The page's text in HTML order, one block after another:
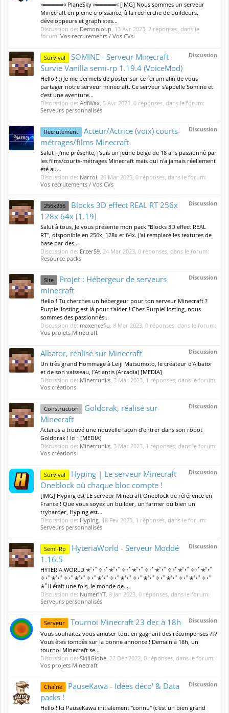
»═════« PlaneSky »═════« [IMG] Nous sommes un serveur
Minecraft en pleine croissance, à la recherche de buildeurs,
développeurs et graphistes...
Discussion de: Demonloup, 13 Avr 2023, 2 réponses, dans le
forum: Vos recrutements / Vos CVs
Discussion
Survival
SOMINE - Serveur Minecraft
Survie Vanilla semi-rp 1.19.4 (VoiceMod)
Hello ! ;) Je me permets de poster sur ce forum afin de vous
partager notre serveur minecraft. Ce serveur s'appelle Somine et
c'est une aventure...
Discussion de: AdiWax, 5 Avr 2023, 0 réponses, dans le forum:
Serveurs personnalisés
Discussion
Recrutement
Acteur/Actrice (voix) courts-
métrages/films Minecraft
Salut ! J'me présente, j'suis un jeune belge de 18 ans passionné par
les films/courts-métrages Minecraft mais qui n'a jamais réellement
été au...
Discussion de: Narrol, 26 Mar 2023, 0 réponses, dans le forum:
Vos recrutements / Vos CVs
Discussion
256x256
Blocks 3D effect REAL RT 256x
128x 64x [1.19]
Salut à tous, Je vous présente mon pack "Blocks 3D effect REAL
RT", disponible en 256x, 128x et 64x. J'ai remplacé les textures de
base par des...
Discussion de: Erzer59, 24 Mar 2023, 0 réponses, dans le forum:
Resource packs
Discussion
Site
Projet : Hébergeur de serveurs
minecraft
Hello ! Tu cherches un hébergeur pour ton serveur Minecraft ?
PurpleHosting est là pour t'aider ! Chez PurpleHosting, nous
sommes des passionnés...
Discussion de: maxencefiu, 8 Mar 2023, 0 réponses, dans le forum:
Vos projets Minecraft
Discussion
Albator, réalisé sur Minecraft
Un très grand Hommage à Leiji Matsumoto, le créateur d’Albator
et de son vaisseau, l’Atlantis (Arcadia) [MEDIA]
Discussion de: Minetrunks, 3 Mar 2023, 1 réponses, dans le forum:
Vos créations
Discussion
Construction
Goldorak, réalisé sur
Minecraft
Actarus a trouvé une nouvelle façon d’entrer dans son robot
Goldorak ! Ici : [MEDIA]
Discussion de: Minetrunks, 3 Mar 2023, 1 réponses, dans le forum:
Vos créations
Discussion
Survival
Hyping | Le serveur Minecraft
Oneblock où chaque bloc compte !
[IMG] Hyping est LE serveur Minecraft Oneblock de référence en
France ! Que vous soyez un builder, un farmer ou bien un
tryharder, Hyping est...
Discussion de: Hyping, 18 Fev 2023, 1 réponses, dans le forum:
Serveurs personnalisés
Discussion
Semi-Rp
HyteriaWorld - Serveur Moddé
1.16.5
HYTERIA WORLD ✭˚･ﾟ✧･ﾟ✭˚･ﾟ✧･ﾟ✭˚･ﾟ✧･ﾟ✭˚･ﾟ✧･ﾟ✭˚･ﾟ✧･ﾟ✭˚･ﾟ
✧･ﾟ✭˚･ﾟ✧･ﾟ✭˚･ﾟ✧･ﾟ✭˚･ﾟ✧･ﾟ✭˚･ﾟ✧･ﾟ✭˚･ﾟ✧･ﾟ✭˚･ﾟ✧･ﾟ✭˚･ﾟ✧･ﾟ
✭˚ Il était une fois, le monde de...
Discussion de: NumeriYT, 8 Jan 2023, 0 réponses, dans le forum:
Serveurs personnalisés
Discussion
Serveur Tournoi Minecraft 23 dec à 18h
Vous souhaitez vous amuser tout en gagnant des récompenses ???
Vous êtes tombés sur la bonne annonce ! Demain à 18h, un
tournoi Minecraft se...
Discussion de: SkillGlobe, 22 Déc 2022, 0 réponses, dans le forum:
Vos projets Minecraft
Discussion
Chaîne
PauseKawa - Idées déco' & Data
packs !
Hello ! Ici PauseKawa initialement "connu" (c'est un bien grand